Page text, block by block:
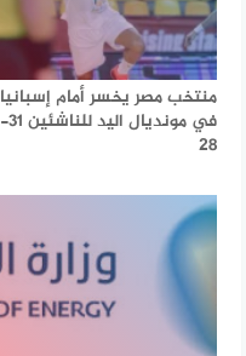
منتخب مصر يخسر أمام إسبانيا
في مونديال اليد للناشئين 31-
28